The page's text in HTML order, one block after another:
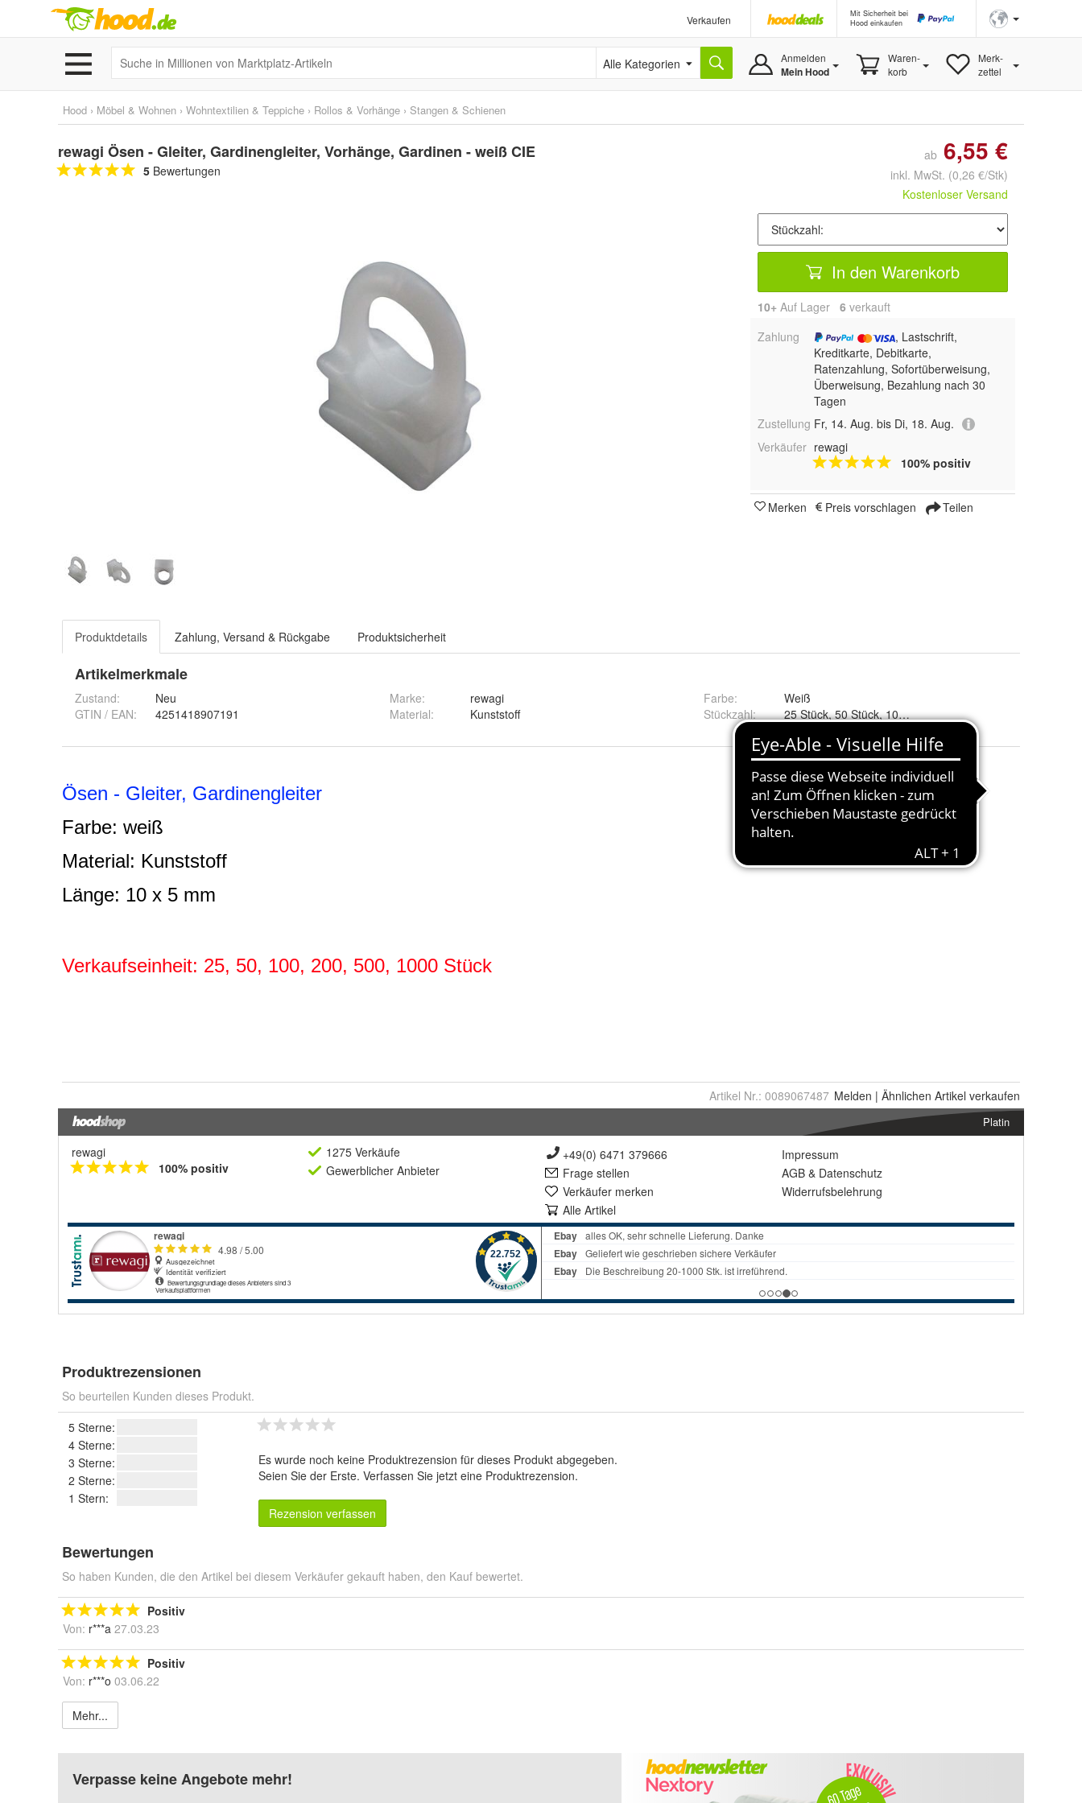
Verkaufen
Mit Sicherheit bei
Hood einkaufen
Alle Kategorien Anmelden
Mein Hood
Waren-
korb
Merk-
zettel
Hood › Möbel & Wohnen › Wohntextilien & Teppiche › Rollos & Vorhänge › Stangen & Schienen
rewagi Ösen - Gleiter, Gardinengleiter, Vorhänge, Gardinen - weiß CIE
5 Bewertungen
ab 6,55 €
inkl. MwSt. (0,26 €/Stk)
Kostenloser Versand
In den Warenkorb
10+ Auf Lager 6 verkauft
Zahlung
, Lastschrift,
Kreditkarte, Debitkarte,
Ratenzahlung, Sofortüberweisung,
Überweisung, Bezahlung nach 30
Tagen
Zustellung Fr, 14. Aug. bis Di, 18. Aug.
Verkäufer rewagi
100% positiv
Merken Preis vorschlagen Teilen
Produktdetails Zahlung, Versand & Rückgabe Produktsicherheit
Artikelmerkmale
Zustand:
Neu
GTIN / EAN:
4251418907191
Marke:
rewagi
Material: Kunststoff
Farbe:
Weiß
Stückzahl:
Artikel Nr.: 0089067487 Melden | Ähnlichen Artikel verkaufen
Platin
rewagi
100% positiv
1275 Verkäufe
Gewerblicher Anbieter
+49(0) 6471 379666
Frage stellen
Verkäufer merken
Alle Artikel
Impressum
AGB & Datenschutz
Widerrufsbelehrung
Produktrezensionen
So beurteilen Kunden dieses Produkt.
5 Sterne:
4 Sterne:
3 Sterne:
2 Sterne:
1 Stern:
Es wurde noch keine Produktrezension für dieses Produkt abgegeben.
Seien Sie der Erste. Verfassen Sie jetzt eine Produktrezension.
Rezension verfassen
Bewertungen
So haben Kunden, die den Artikel bei diesem Verkäufer gekauft haben, den Kauf bewertet.
Positiv
Von: r***a 27.03.23
Positiv
Von: r***o 03.06.22
Mehr...
Verpasse keine Angebote mehr!